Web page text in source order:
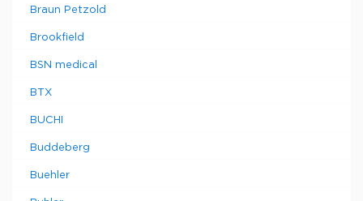
Braun Petzold
Brookfield
BSN medical
BTX
BUCHI
Buddeberg
Buehler